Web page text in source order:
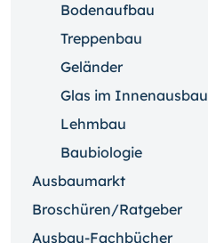
Bodenaufbau
Treppenbau
Geländer
Glas im Innenausbau
Lehmbau
Baubiologie
Ausbaumarkt
Broschüren/Ratgeber
Ausbau-Fachbücher